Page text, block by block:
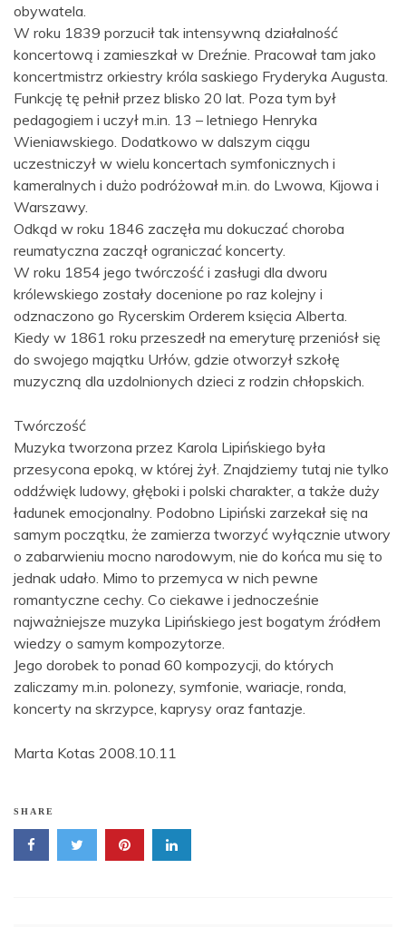
obywatela.
W roku 1839 porzucił tak intensywną działalność
koncertową i zamieszkał w Dreźnie. Pracował tam jako
koncertmistrz orkiestry króla saskiego Fryderyka Augusta.
Funkcję tę pełnił przez blisko 20 lat. Poza tym był
pedagogiem i uczył m.in. 13 – letniego Henryka
Wieniawskiego. Dodatkowo w dalszym ciągu
uczestniczył w wielu koncertach symfonicznych i
kameralnych i dużo podróżował m.in. do Lwowa, Kijowa i
Warszawy.
Odkąd w roku 1846 zaczęła mu dokuczać choroba
reumatyczna zaczął ograniczać koncerty.
W roku 1854 jego twórczość i zasługi dla dworu
królewskiego zostały docenione po raz kolejny i
odznaczono go Rycerskim Orderem księcia Alberta.
Kiedy w 1861 roku przeszedł na emeryturę przeniósł się
do swojego majątku Urłów, gdzie otworzył szkołę
muzyczną dla uzdolnionych dzieci z rodzin chłopskich.
Twórczość
Muzyka tworzona przez Karola Lipińskiego była
przesycona epoką, w której żył. Znajdziemy tutaj nie tylko
oddźwięk ludowy, głęboki i polski charakter, a także duży
ładunek emocjonalny. Podobno Lipiński zarzekał się na
samym początku, że zamierza tworzyć wyłącznie utwory
o zabarwieniu mocno narodowym, nie do końca mu się to
jednak udało. Mimo to przemyca w nich pewne
romantyczne cechy. Co ciekawe i jednocześnie
najważniejsze muzyka Lipińskiego jest bogatym źródłem
wiedzy o samym kompozytorze.
Jego dorobek to ponad 60 kompozycji, do których
zaliczamy m.in. polonezy, symfonie, wariacje, ronda,
koncerty na skrzypce, kaprysy oraz fantazje.
Marta Kotas 2008.10.11
SHARE